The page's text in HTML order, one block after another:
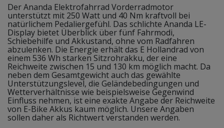
Der Ananda Elektrofahrrad Vorderradmotor
unterstützt mit 250 Watt und 40 Nm kraftvoll bei
natürlichem Pedaliergefühl. Das schlichte Ananda LE-
Display bietet Überblick über fünf Fahrmodi,
Schiebehilfe und Akkustand, ohne vom Radfahren
abzulenken. Die Energie erhält das E Hollandrad von
einem 536 Wh starken Sitzrohrakku, der eine
Reichweite zwischen 15 und 130 km möglich macht. Da
neben dem Gesamtgewicht auch das gewählte
Unterstützungslevel, die Geländebedingungen und
Wetterverhältnisse wie beispielsweise Gegenwind
Einfluss nehmen, ist eine exakte Angabe der Reichweite
von E-Bike Akkus kaum möglich. Unsere Angaben
sollen daher als Richtwert verstanden werden.